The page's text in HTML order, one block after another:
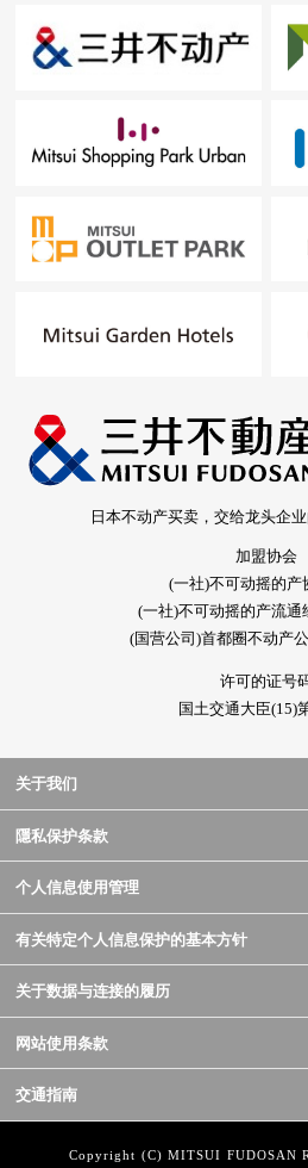
日本不动产买卖，交给龙头企
加盟协会
(一社)不可动摇的产
(一社)不可动摇的产流通
(国营公司)首都圈不动产
许可的证号
国土交通大臣(15)
关于我们
隱私保护条款
个人信息使用管理
有关特定个人信息保护的基本方针
关于数据与连接的履历
网站使用条款
交通指南
Copyright (C) MITSUI FUDOSAN